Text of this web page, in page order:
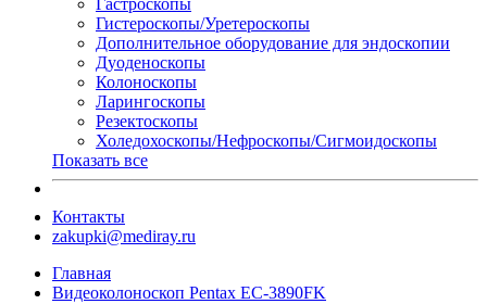
Гастроскопы
Гистероскопы/Уретероскопы
Дополнительное оборудование для эндоскопии
Дуоденоскопы
Колоноскопы
Ларингоскопы
Резектоскопы
Холедохоскопы/Нефроскопы/Сигмоидоскопы
Показать все
Контакты
zakupki@mediray.ru
Главная
Видеоколоноскоп Pentax EC-3890FK